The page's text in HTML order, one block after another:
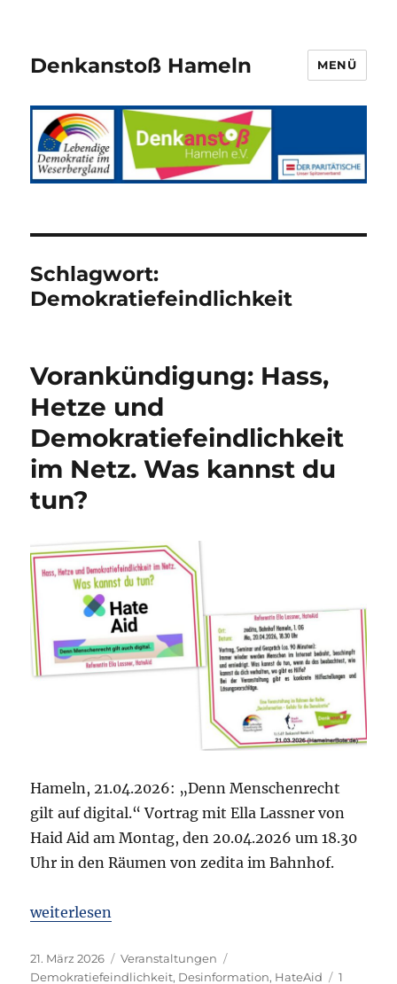
Denkanstoß Hameln MENÜ
Schlagwort:
Demokratiefeindlichkeit
Vorankündigung: Hass,
Hetze und
Demokratiefeindlichkeit
im Netz. Was kannst du
tun?
Hameln, 21.04.2026: „Denn Menschenrecht
gilt auf digital.“ Vortrag mit Ella Lassner von
Haid Aid am Montag, den 20.04.2026 um 18.30
Uhr in den Räumen von zedita im Bahnhof.
„Vorankündigung: Hass, Hetze und
weiterlesen
Veröffentlicht
am
21. März 2026 Kategorien
Veranstaltungen
Demokratiefeindlichkeit, Desinformation, HateAid
1